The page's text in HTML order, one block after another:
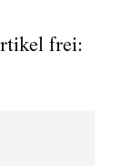
frei: